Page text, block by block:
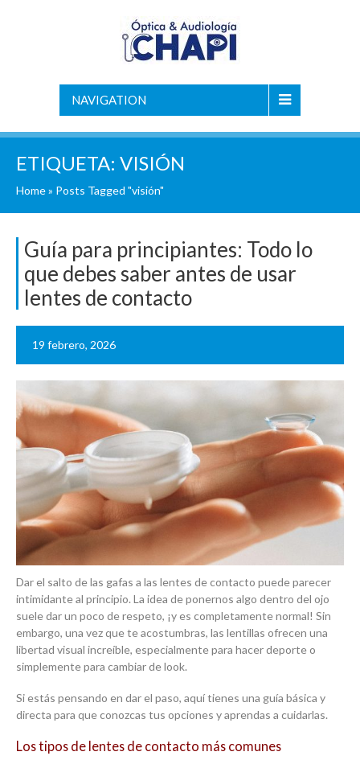
NAVIGATION
ETIQUETA: VISIÓN
Home» Posts Tagged "visión"
Guía para principiantes: Todo lo
que debes saber antes de usar
lentes de contacto
19 febrero, 2026
Dar el salto de las gafas a las lentes de contacto puede parecer
intimidante al principio. La idea de ponernos algo dentro del ojo
suele dar un poco de respeto, ¡y es completamente normal! Sin
embargo, una vez que te acostumbras, las lentillas ofrecen una
libertad visual increíble, especialmente para hacer deporte o
simplemente para cambiar de look.
Si estás pensando en dar el paso, aquí tienes una guía básica y
directa para que conozcas tus opciones y aprendas a cuidarlas.
Los tipos de lentes de contacto más comunes